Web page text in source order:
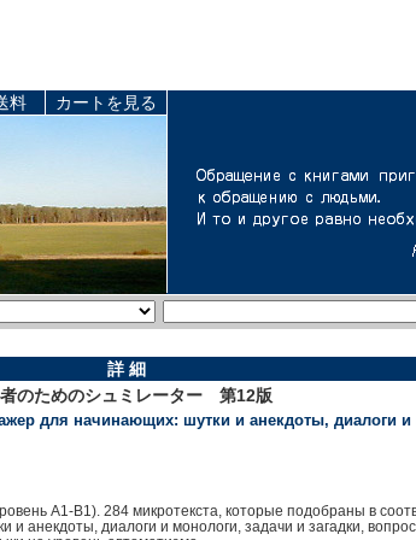
料 カートを見る
詳 細
のためのシュミレーター 第12版
для начинающих: шутки и анекдоты, диалоги
А1-В1). 284 микротекста, которые подобраны в
и анекдоты, диалоги и монологи, задачи и загадки,